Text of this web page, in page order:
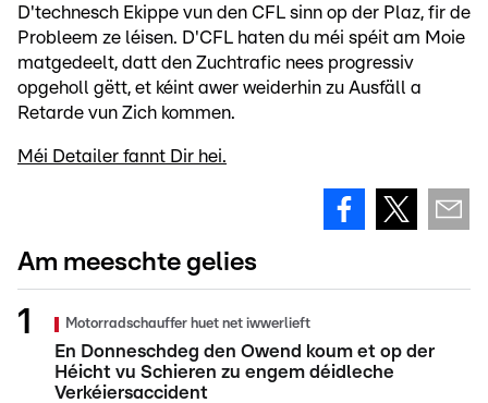
D'technesch Ekippe vun den CFL sinn op der Plaz, fir de
Probleem ze léisen. D'CFL haten du méi spéit am Moie
matgedeelt, datt den Zuchtrafic nees progressiv
opgeholl gëtt, et kéint awer weiderhin zu Ausfäll a
Retarde vun Zich kommen.
Méi Detailer fannt Dir hei.
Am meeschte gelies
Motorradschauffer huet net iwwerlieft
En Donneschdeg den Owend koum et op der
Héicht vu Schieren zu engem déidleche
Verkéiersaccident